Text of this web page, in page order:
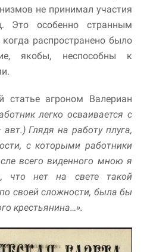
не принимал участия
Это особенно стран­ным
распространено было
якобы, неспособны к
статье агроном Валериан
легко осваивается с
Глядя на работу плуга,
с которыми работники
всего виденного мною я
что нет на свете такой
своей сложности, была бы
крестьянина…».